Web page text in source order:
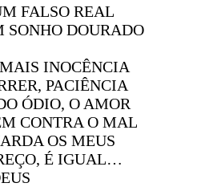
FALSO REAL
SONHO DOURADO
INOCÊNCIA
PACIÊNCIA
ÓDIO, O AMOR
CONTRA O MAL
OS MEUS
É IGUAL…